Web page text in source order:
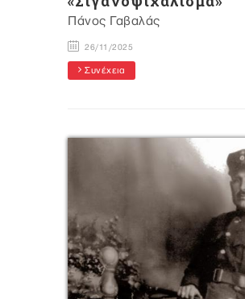
Πάνος Γαβαλάς
26/11/2025
Συνέχεια